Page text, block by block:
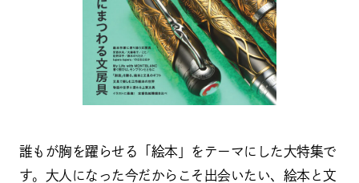
誰もが胸を躍らせる「絵本」をテーマにした大特集で
す。大人になった今だからこそ出会いたい、絵本と文